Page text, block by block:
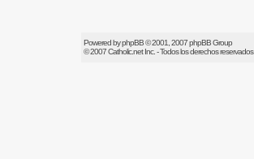
Powered byphpBB© 2001, 2007 phpBB Group
© 2007Catholic.netInc. - Todos los derechos reservados